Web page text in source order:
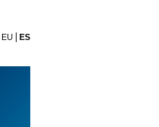
EU ES